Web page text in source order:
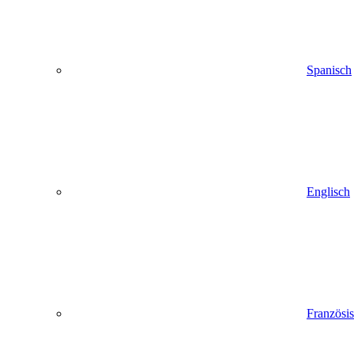
Spanisch
Englisch